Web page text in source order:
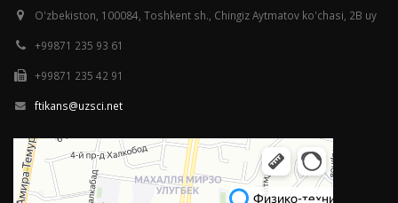
O'zbekiston, 100084, Toshkent sh., Chingiz Aytmatov ko'chasi, 2B uy
+99871 235 93 61
+99871 235 42 91
ftikans@uzsci.net